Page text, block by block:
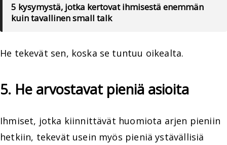
5 kysymystä, jotka kertovat ihmisestä enemmän
kuin tavallinen small talk
He tekevät sen, koska se tuntuu oikealta.
5. He arvostavat pieniä asioita
Ihmiset, jotka kiinnittävät huomiota arjen pieniin
hetkiin, tekevät usein myös pieniä ystävällisiä